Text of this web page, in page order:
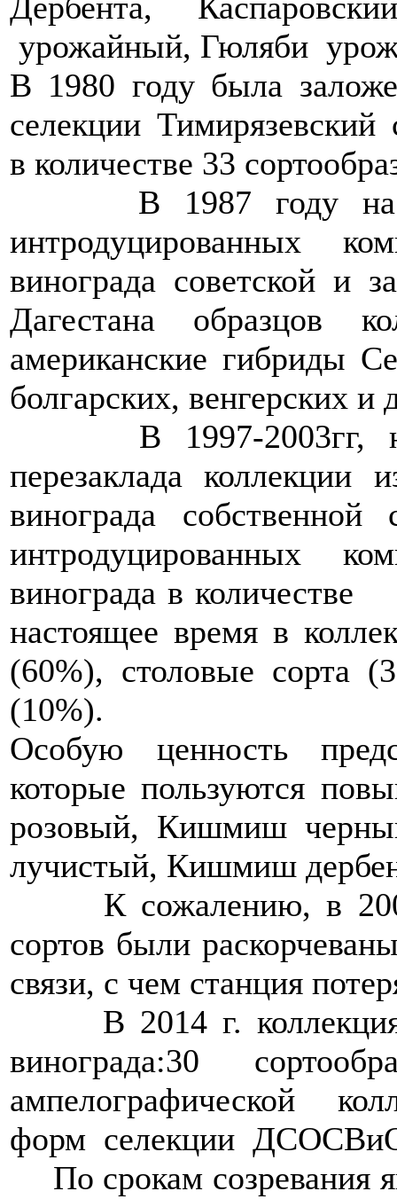
урожайный, Гюляби
В 1980 году была
селекции Тимирязевский
в количестве 33
В 1987 году на
интродуцированных
винограда советской и
Дагестана образцов
американские гибриды
болгарских, венгерских и
В 1997-2003гг, на
перезаклада
винограда
интродуцированных
винограда в
настоящее время в
(60%), столовые сорта
(10%).
Особую ценность
которые пользуются
розовый, Кишмиш
лучистый, Кишмиш
К сожалению, в
сортов были
связи, с чем станция
В 2014 г. коллекция
винограда:30
ампелографической
форм селекции
По срокам созревания